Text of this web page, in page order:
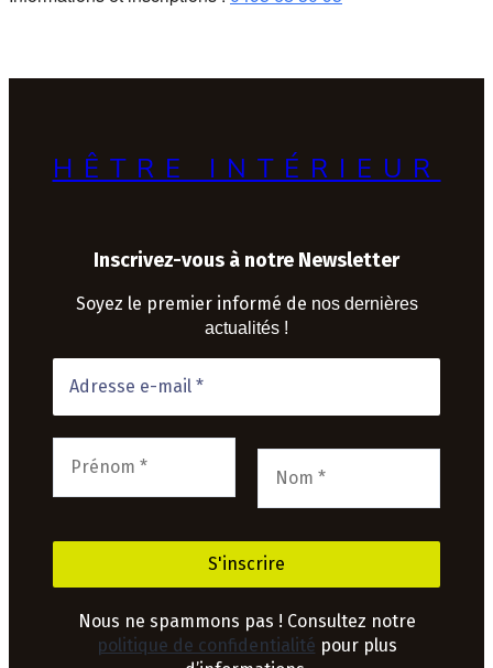
HÊTRE INTÉRIEUR
Inscrivez-vous à notre Newsletter
Soyez le premier informé de nos dernières
actualités !
Nous ne spammons pas ! Consultez notre
politique de confidentialité pour plus